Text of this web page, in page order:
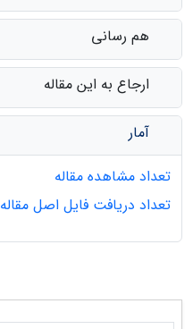
هم رسانی
ارجاع به این مقاله
آمار
تعداد مشاهده مقاله
تعداد دریافت فایل اصل مقاله